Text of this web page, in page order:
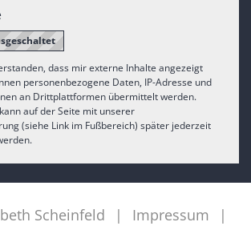
dass mir externe Inhalte angezeigt
personenbezogene Daten, IP-Adresse und
an Drittplattformen übermittelt werden.
auf der Seite mit unserer
(siehe Link im Fußbereich) später jederzeit
Scheinfeld
Impressum